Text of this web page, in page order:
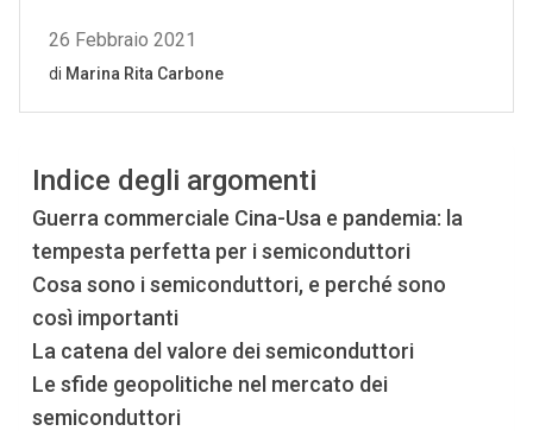
Indice degli argomenti
Guerra commerciale Cina-Usa e pandemia: la
tempesta perfetta per i semiconduttori
Cosa sono i semiconduttori, e perché sono
così importanti
La catena del valore dei semiconduttori
Le sfide geopolitiche nel mercato dei
semiconduttori